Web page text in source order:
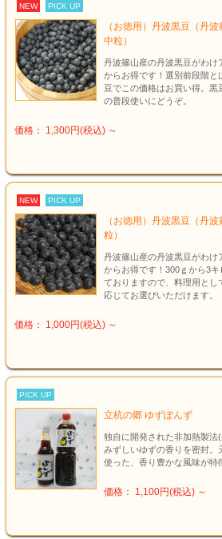
NEW PICK UP
（お徳用）丹波黒豆（丹
中粒）
丹波篠山産の丹波黒豆がわけ
からお得です！選別前段階と
豆でこの価格はお買い得。
の普段使いにどうぞ。
価格： 1,300円(税込) ～
NEW PICK UP
（お徳用）丹波黒豆（丹
粒）
丹波篠山産の丹波黒豆がわけ
からお得です！300ｇから3
ておりますので、料理用とし
応じてお選びいただけます。
価格： 1,000円(税込) ～
PICK UP
立杭の郷 ゆずぽんず
独自に開発された非加熱製
みずしいゆずの香りを密封。
使った、香り豊かな風味が特
価格： 1,100円(税込) ～